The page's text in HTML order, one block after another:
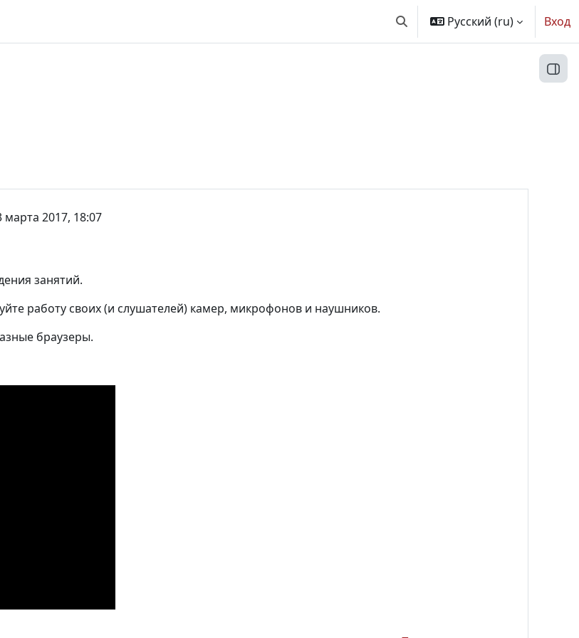
Изменить данные поисковой
Русский ‎(ru)‎ Вход
марта 2017, 18:07
занятий.
работу своих (и слушателей) камер, микрофонов и наушников.
браузеры.